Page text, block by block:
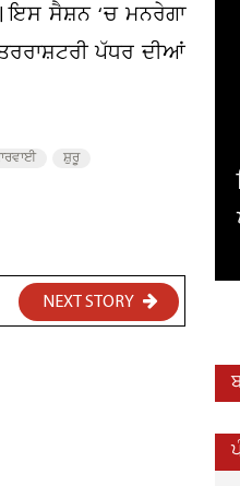
ਇਸ ਸੈਸ਼ਨ ‘ਚ ਮਨਰੇਗਾ
ਪੱਧਰ ਦੀਆਂ
ਸ਼ੁਰੂ
NEXT STORY
ਨੇ ਆਈ.ਐਸ.ਆਈ.ਐਸ
ਦੋਸ਼ 'ਚ 16 ਸਾਲਾ